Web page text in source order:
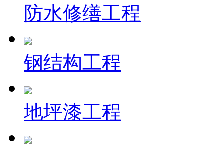
防水修缮工程
钢结构工程
地坪漆工程